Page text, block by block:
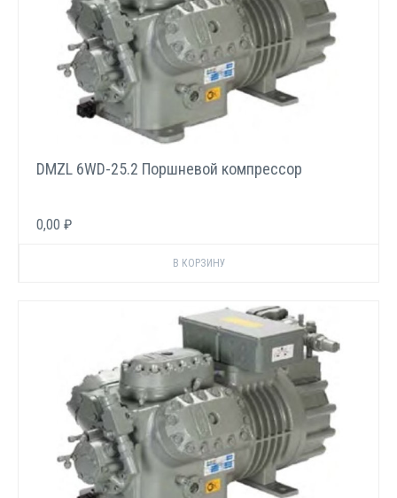
DMZL 6WD-25.2 Поршневой компрессор
0,00 ₽